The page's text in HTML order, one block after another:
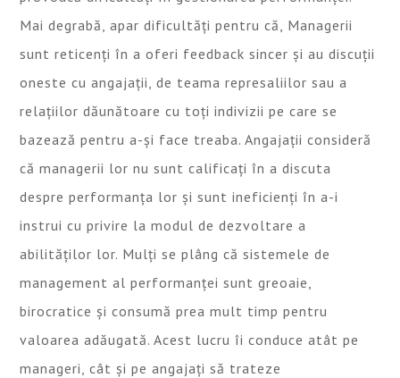
Mai degrabă, apar dificultăți pentru că, Managerii
sunt reticenți în a oferi feedback sincer și au discuții
oneste cu angajații, de teama represaliilor sau a
relațiilor dăunătoare cu toți indivizii pe care se
bazează pentru a-și face treaba. Angajații consideră
că managerii lor nu sunt calificați în a discuta
despre performanța lor și sunt ineficienți în a-i
instrui cu privire la modul de dezvoltare a
abilităților lor. Mulți se plâng că sistemele de
management al performanței sunt greoaie,
birocratice și consumă prea mult timp pentru
valoarea adăugată. Acest lucru îi conduce atât pe
manageri, cât și pe angajați să trateze